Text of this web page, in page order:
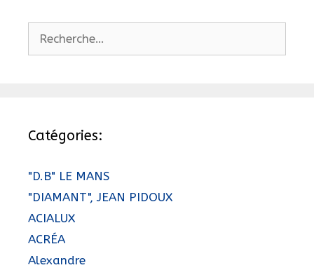
Catégories:
"D.B" LE MANS
"DIAMANT", JEAN PIDOUX
ACIALUX
ACRÉA
Alexandre